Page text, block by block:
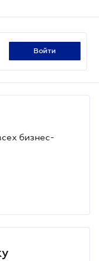
войти
бизнес-